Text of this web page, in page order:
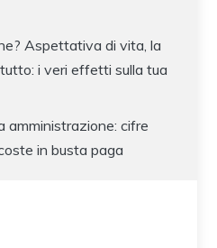
Aspettativa di vita, la
i veri effetti sulla tua
amministrazione: cifre
in busta paga